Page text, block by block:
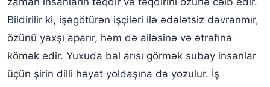
Bildirilir ki, işəgötürən işçiləri ilə ədalətsiz davranmır,
özünü yaxşı aparır, həm də ailəsinə və ətrafına
kömək edir. Yuxuda bal arısı görmək subay insanlar
üçün şirin dilli həyat yoldaşına da yozulur. İş